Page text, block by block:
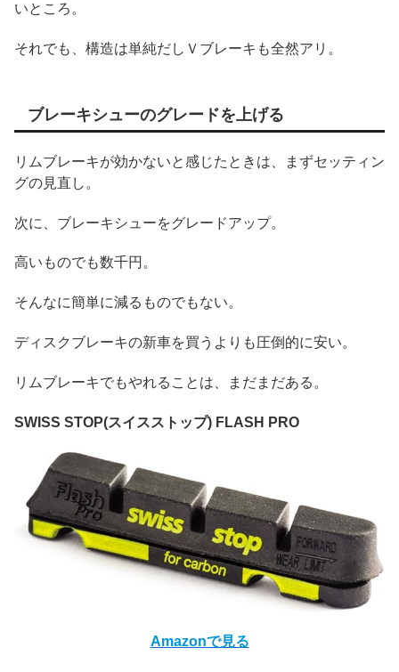
いところ。
それでも、構造は単純だしＶブレーキも全然アリ。
ブレーキシューのグレードを上げる
リムブレーキが効かないと感じたときは、まずセッティン
グの見直し。
次に、ブレーキシューをグレードアップ。
高いものでも数千円。
そんなに簡単に減るものでもない。
ディスクブレーキの新車を買うよりも圧倒的に安い。
リムブレーキでもやれることは、まだまだある。
SWISS STOP(スイスストップ) FLASH PRO
Amazonで見る